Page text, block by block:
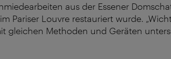
aus der Essener
Pariser Louvre restauriert wurde.
gleichen Methoden und Geräten